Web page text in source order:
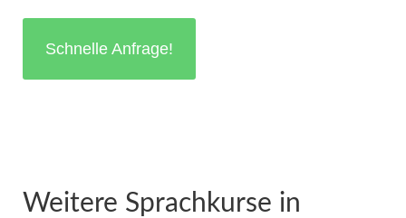
Schnelle Anfrage!
Weitere Sprachkurse in